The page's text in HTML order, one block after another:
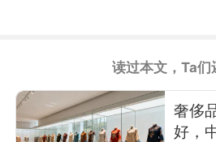
读过本文，Ta们
奢侈
好，